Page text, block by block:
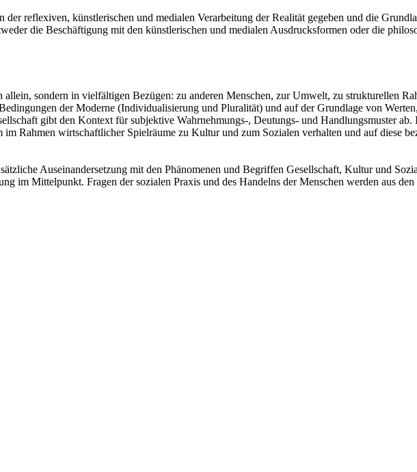
reflexiven, künstlerischen und medialen Verarbeitung der Realität gegeben und die
die Beschäftigung mit den künstlerischen und medialen Ausdrucksformen oder die
sondern in vielfältigen Bezügen: zu anderen Menschen, zur Umwelt, zu strukturellen
der Moderne (Individualisierung und Pluralität) und auf der Grundlage von
gibt den Kontext für subjektive Wahrnehmungs-, Deutungs- und Handlungsmuster
Rahmen wirtschaftlicher Spielräume zu Kultur und zum Sozialen verhalten und auf diese
Auseinandersetzung mit den Phänomenen und Begriffen Gesellschaft, Kultur und
im Mittelpunkt. Fragen der sozialen Praxis und des Handelns der Menschen werden aus